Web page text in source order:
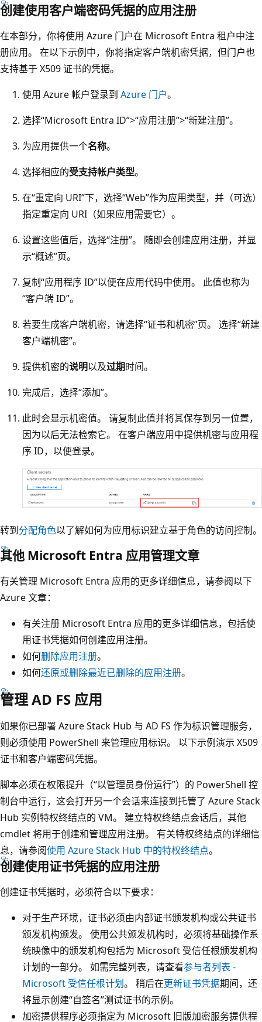
创建使用客户端密码凭据的应用注册
在本部分，你将使用 Azure 门户在 Microsoft Entra 租户中注
册应用。 在以下示例中，你将指定客户端机密凭据，但门户也
支持基于 X509 证书的凭据。
使用 Azure 帐户登录到 Azure 门户。
选择“Microsoft Entra ID”>“应用注册”>“新建注册”。
为应用提供一个名称。
选择相应的受支持帐户类型。
在“重定向 URI”下，选择“Web”作为应用类型，并（可选）
指定重定向 URI（如果应用需要它）。
设置这些值后，选择“注册”。 随即会创建应用注册，并显
示“概述”页。
复制“应用程序 ID”以便在应用代码中使用。
此值也称为
“客户端 ID”。
若要生成客户端机密，请选择“证书和机密”页。
选择“新建
客户端机密”。
提供机密的说明以及过期时间。
完成后，选择“添加”。
此时会显示机密值。 请复制此值并将其保存到另一位置，
因为以后无法检索它。 在客户端应用中提供机密与应用程
序 ID，以便登录。
转到分配角色以了解如何为应用标识建立基于角色的访问控制。
其他 Microsoft Entra 应用管理文章
有关管理 Microsoft Entra 应用的更多详细信息，请参阅以下
Azure 文章：
有关注册 Microsoft Entra 应用的更多详细信息，包括使
用证书凭据如何创建应用注册。
如何删除应用注册。
如何还原或删除最近已删除的应用注册。
管理 AD FS 应用
如果你已部署 Azure Stack Hub 与 AD FS 作为标识管理服务，
则必须使用 PowerShell 来管理应用标识。 以下示例演示 X509
证书和客户端密码凭据。
脚本必须在权限提升（“以管理员身份运行”）的 PowerShell 控
制台中运行，这会打开另一个会话来连接到托管了 Azure Stack
Hub 实例特权终结点的 VM。 建立特权终结点会话后，其他
cmdlet 将用于创建和管理应用注册。 有关特权终结点的详细信
息，请参阅使用 Azure Stack Hub 中的特权终结点。
创建使用证书凭据的应用注册
创建证书凭据时，必须符合以下要求：
对于生产环境，证书必须由内部证书颁发机构或公共证书
颁发机构颁发。 使用公共颁发机构时，必须将基础操作系
统映像中的颁发机构包括为 Microsoft 受信任根颁发机构
计划的一部分。 如需完整列表，请查看参与者列表 -
Microsoft 受信任根计划。 稍后在更新证书凭据期间，还
将显示创建“自签名”测试证书的示例。
加密提供程序必须指定为 Microsoft 旧版加密服务提供程